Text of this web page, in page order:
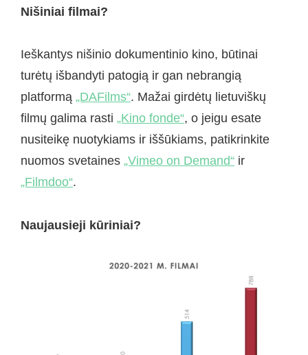
Nišiniai filmai?
Ieškantys nišinio dokumentinio kino, būtinai
turėtų išbandyti patogią ir gan nebrangią
platformą „DAFilms“. Mažai girdėtų lietuviškų
filmų galima rasti „Kino fonde“, o jeigu esate
nusiteikę nuotykiams ir iššūkiams, patikrinkite
nuomos svetaines „Vimeo on Demand“ ir
„Filmdoo“.
Naujausieji kūriniai?